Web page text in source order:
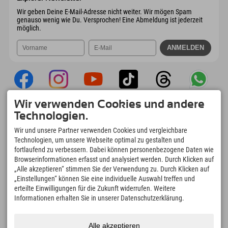
Wir geben Deine E-Mail-Adresse nicht weiter. Wir mögen Spam
genauso wenig wie Du. Versprochen! Eine Abmeldung ist jederzeit
möglich.
Explorer App
Upload Deiner #ExplorerMoments, Mein
Explorer To Go mit Buchungsübersicht,
Bucketlist, Restaurantübersicht uvm. Jetzt
downloaden!
Zeit für Explorer Moments
166
Bergseen und Erlebnisbäder
4.634km
Pisten zum Skifahren und
97
Wir verwenden Cookies und andere
Technologien.
Wir und unsere Partner verwenden Cookies und vergleichbare
Technologien, um unsere Webseite optimal zu gestalten und
fortlaufend zu verbessern. Dabei können personenbezogene Daten wie
Browserinformationen erfasst und analysiert werden. Durch Klicken auf
„Alle akzeptieren“ stimmen Sie der Verwendung zu. Durch Klicken auf
„Einstellungen“ können Sie eine individuelle Auswahl treffen und
erteilte Einwilligungen für die Zukunft widerrufen. Weitere
Informationen erhalten Sie in unserer Datenschutzerklärung.
Alle akzeptieren